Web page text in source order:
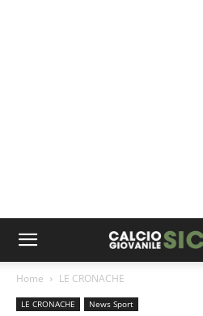
Home LE CRONACHE
LE CRONACHE News Sport